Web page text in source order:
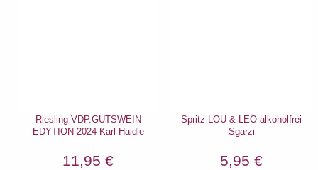
Riesling VDP.GUTSWEIN
EDYTION 2024 Karl Haidle
11,95 €
Spritz LOU & LEO alkoholfrei
Sgarzi
5,95 €